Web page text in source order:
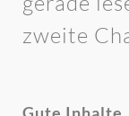
zweite